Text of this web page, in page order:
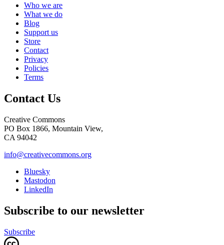
Who we are
What we do
Blog
Support us
Store
Contact
Privacy
Policies
Terms
Contact Us
Creative Commons
PO Box 1866, Mountain View,
CA 94042
info@creativecommons.org
Bluesky
Mastodon
LinkedIn
Subscribe to our newsletter
Subscribe